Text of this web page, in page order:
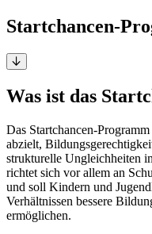
Startchancen-
Was ist das
Das Startchancen-
abzielt,
strukturelle Ungleichheiten
richtet sich vor allem an
und soll Kindern und
Verhältnissen bessere
ermöglichen.